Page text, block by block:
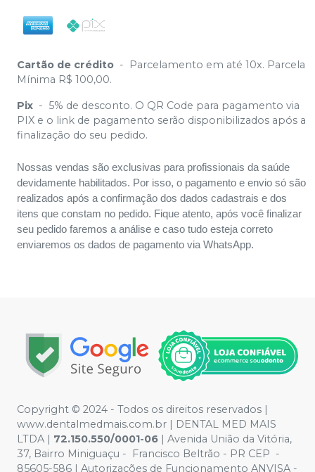
Cartão de crédito -
Parcelamento em até 10x. Parcela
Mínima R$ 100,00.
Pix - 5% de desconto. O QR Code para pagamento via
PIX e o link de pagamento serão disponibilizados após a
finalização do seu pedido.
Nossas vendas são exclusivas para profissionais da saúde
devidamente habilitados. Por isso, o pagamento e envio só são
realizados após a confirmação dos dados cadastrais e dos
itens que constam no pedido. Fique atento, após você finalizar
seu pedido faremos a análise e caso tudo esteja correto
enviaremos os dados de pagamento via WhatsApp.
Copyright © 2024 - Todos os direitos reservados |
www.dentalmedmais.com.br | DENTAL MED MAIS
LTDA | 72.150.550/0001-06 | Avenida União da Vitória,
37, Bairro Miniguaçu - Francisco Beltrão - PR CEP -
85605-586 | Autorizações de Funcionamento ANVISA -